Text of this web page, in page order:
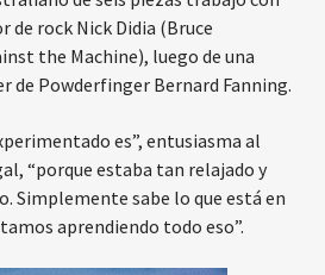
rock Nick Didia (Bruce
the Machine), luego de una
de Powderfinger Bernard Fanning.
es”, entusiasma al
“porque estaba tan relajado y
Simplemente sabe lo que está en
aprendiendo todo eso”.